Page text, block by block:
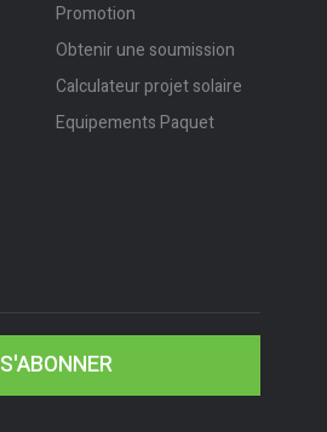
Promotion
Obtenir une soumission
Calculateur projet solaire
Equipements Paquet
S'ABONNER